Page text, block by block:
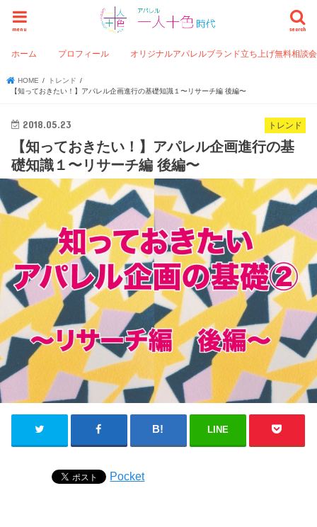
search
menu
ホーム プロフィール オリジナルアパレルブランド立ち上げ無料相談
HOME
トレンド
【知っておきたい！】アパレル企画進行の基礎知識１〜リサーチ編 後編〜
トレンド
2018.05.23
【知っておきたい！】アパレル企画進行の基
礎知識１〜リサーチ編 後編〜
LINE
Pocket